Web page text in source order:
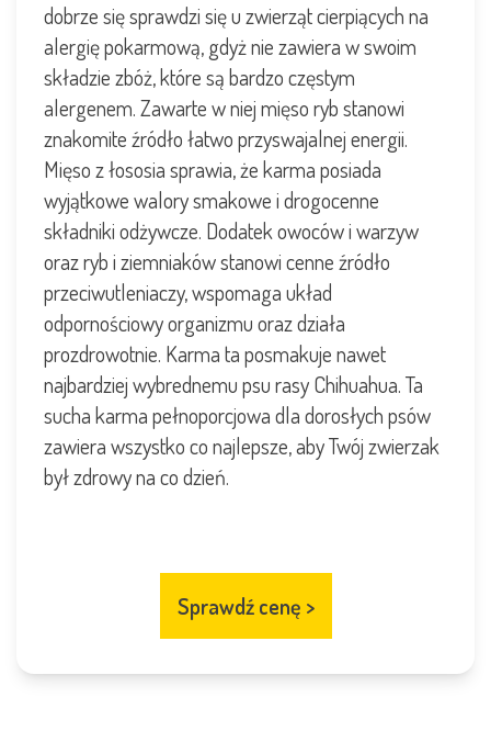
dobrze się sprawdzi się u zwierząt cierpiących na
alergię pokarmową, gdyż nie zawiera w swoim
składzie zbóż, które są bardzo częstym
alergenem. Zawarte w niej mięso ryb stanowi
znakomite źródło łatwo przyswajalnej energii.
Mięso z łososia sprawia, że karma posiada
wyjątkowe walory smakowe i drogocenne
składniki odżywcze. Dodatek owoców i warzyw
oraz ryb i ziemniaków stanowi cenne źródło
przeciwutleniaczy, wspomaga układ
odpornościowy organizmu oraz działa
prozdrowotnie. Karma ta posmakuje nawet
najbardziej wybrednemu psu rasy Chihuahua. Ta
sucha karma pełnoporcjowa dla dorosłych psów
zawiera wszystko co najlepsze, aby Twój zwierzak
był zdrowy na co dzień.
Sprawdź cenę >